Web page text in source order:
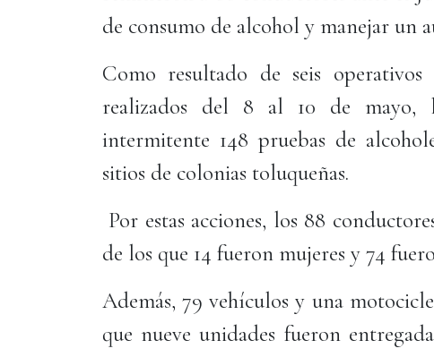
de consumo de alcohol y manejar un
Como resultado de seis
realizados del 8 al 10 de mayo,
intermitente 148 pruebas de
sitios de colonias toluqueñas.
Por estas acciones, los 88
de los que 14 fueron mujeres y 74
Además, 79 vehículos y una
que nueve unidades fueron